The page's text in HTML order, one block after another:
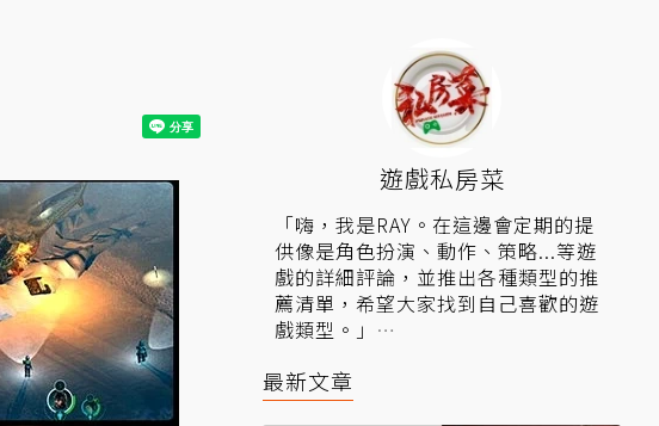
遊戲私房菜
「嗨，我是RAY。在這邊會定期的提
供像是角色扮演、動作、策略...等遊
戲的詳細評論，並推出各種類型的推
薦清單，希望大家找到自己喜歡的遊
戲類型。」
房菜」
最新文章